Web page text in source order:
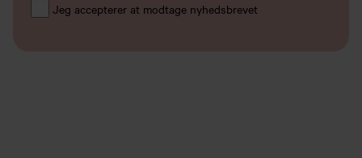
Jeg accepterer at modtage nyhedsbrevet